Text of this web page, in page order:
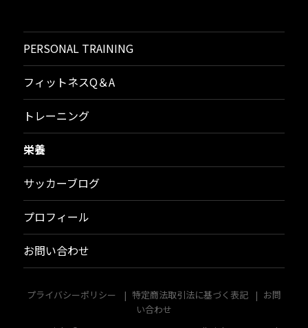
PERSONAL TRAINING
フィットネスQ＆A
トレーニング
栄養
サッカーブログ
プロフィール
お問い合わせ
プライバシーポリシー 特定商法取引法に基づく表記
お問
い合わせ